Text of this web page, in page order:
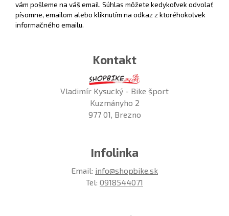
vám pošleme na váš email. Súhlas môžete kedykoľvek odvolať
písomne, emailom alebo kliknutím na odkaz z ktoréhokoľvek
informačného emailu.
Kontakt
Vladimír Kysucký - Bike šport
Kuzmányho 2
977 01, Brezno
Infolinka
Email: info@shopbike.sk
Tel: 0918544071